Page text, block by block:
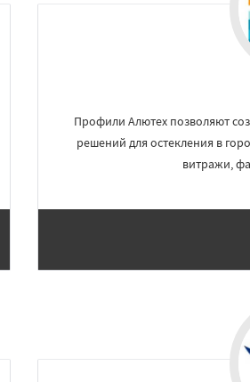
Профили Алютех позволяют
решений для остекления в
витражи,